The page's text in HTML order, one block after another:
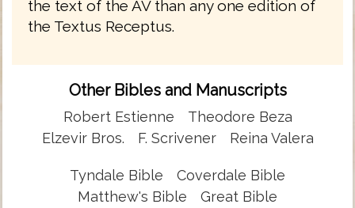
the text of the AV than any one edition of
the Textus Receptus.
Other Bibles and Manuscripts
Robert Estienne
Theodore Beza
Elzevir Bros.
F. Scrivener Reina Valera
Tyndale Bible
Coverdale Bible
Matthew's Bible
Great Bible